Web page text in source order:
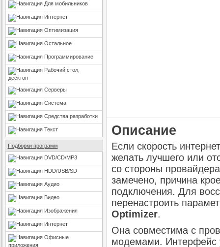
Для мобильников
Интернет
Оптимизация
Остальное
Программирование
Рабочий стол,
десктоп
Серверы
Система
Средства разработки
Текст
Подборки программ
DVD/CD/MP3
HDD/USB/SD
Аудио
Видео
Изображения
Интернет
Офисные
приложения
Описание
Если скорость
желать лучшего или
со стороны
замечено, причина
подключения. Для
перенастроить
Optimizer.
Она совместима с
модемами. Интерфейс